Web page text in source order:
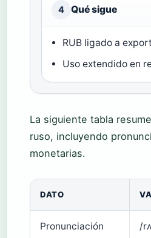
4 Qué sigue
RUB ligado a
Uso extendido en
La siguiente tabla
ruso, incluyendo
monetarias.
DATO
Pronunciación /